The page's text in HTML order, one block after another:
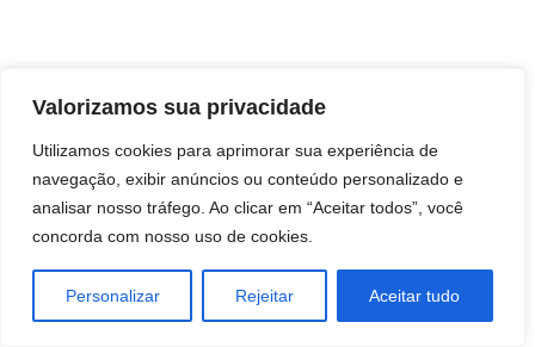
Valorizamos sua privacidade
Utilizamos cookies para aprimorar sua experiência de
navegação, exibir anúncios ou conteúdo personalizado e
analisar nosso tráfego. Ao clicar em “Aceitar todos”, você
concorda com nosso uso de cookies.
Personalizar Rejeitar Aceitar tudo
Consultas e trabalhos espirituais
Brasil - Santa Catarina - São José